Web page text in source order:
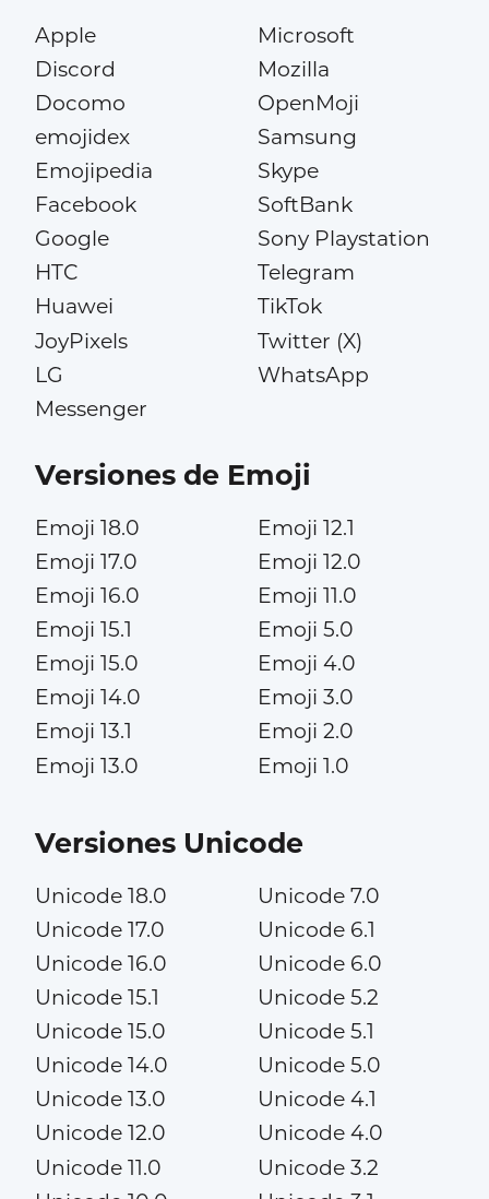
Apple
Discord
Docomo
emojidex
Emojipedia
Facebook
Google
HTC
Huawei
JoyPixels
LG
Messenger
Microsoft
Mozilla
OpenMoji
Samsung
Skype
SoftBank
Sony Playstation
Telegram
TikTok
Twitter (X)
WhatsApp
Versiones de Emoji
Emoji 18.0
Emoji 17.0
Emoji 16.0
Emoji 15.1
Emoji 15.0
Emoji 14.0
Emoji 13.1
Emoji 13.0
Emoji 12.1
Emoji 12.0
Emoji 11.0
Emoji 5.0
Emoji 4.0
Emoji 3.0
Emoji 2.0
Emoji 1.0
Versiones Unicode
Unicode 18.0
Unicode 17.0
Unicode 16.0
Unicode 15.1
Unicode 15.0
Unicode 14.0
Unicode 13.0
Unicode 12.0
Unicode 11.0
Unicode 7.0
Unicode 6.1
Unicode 6.0
Unicode 5.2
Unicode 5.1
Unicode 5.0
Unicode 4.1
Unicode 4.0
Unicode 3.2